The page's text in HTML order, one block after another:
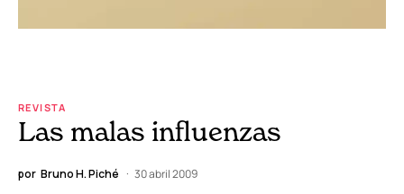
REVISTA
Las malas influenzas
por Bruno H. Piché 30 abril 2009